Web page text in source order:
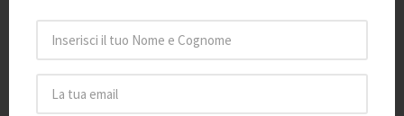
LA PADOVA DI GALILEO E IL TEATRO
ANATOMICO
sett